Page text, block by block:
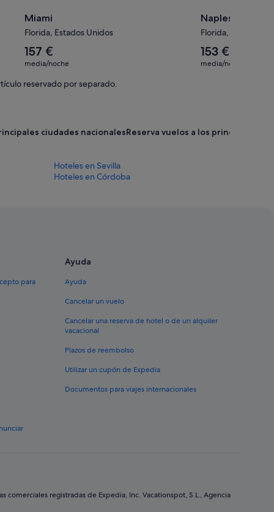
Miami
Florida, Estados Unidos
El
precio
por
157 €
media/noche
Naples
Florida, Estados
El
precio
153 €
media/noche
reservado por separado.
ciudades nacionalesReserva vuelos a los principales
Hoteles en Sevilla
Hoteles en Córdoba
para
Ayuda
Ayuda
Cancelar un vuelo
Cancelar una reserva de hotel o de un alquiler
vacacional
Plazos de reembolso
Utilizar un cupón de Expedia
Documentos para viajes internacionales
registradas de Expedia, Inc. Vacationspot, S.L., Agencia